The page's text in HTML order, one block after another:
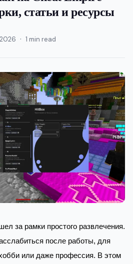
статьи и ресурсы
· 1 min read
за рамки простого развлечения.
после работы, для
или даже профессия. В этом